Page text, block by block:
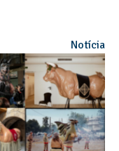
Notícia